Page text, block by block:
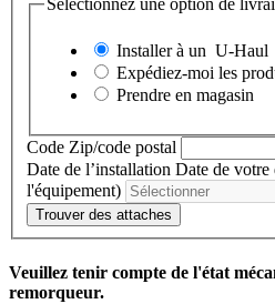
Sélectionnez une option de
Installer à un U-Haul
Expédiez-moi les
Prendre en magasin
Code Zip/code postal
Date de l’installation Date de votre
l'équipement)
Trouver des attaches
Veuillez tenir compte de l'état
remorqueur.